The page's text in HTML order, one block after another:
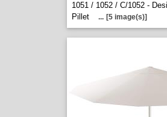
1051 / 1052 / C/1052 -
Pillet
... [5 image(s)]